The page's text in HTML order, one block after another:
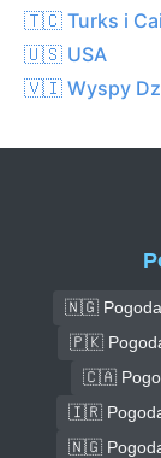
🇹🇨 Turks i
🇺🇸 USA
🇻🇮 Wyspy
🇳🇬 Pogoda
🇵🇰
🇨🇦
🇮🇷
🇳🇬